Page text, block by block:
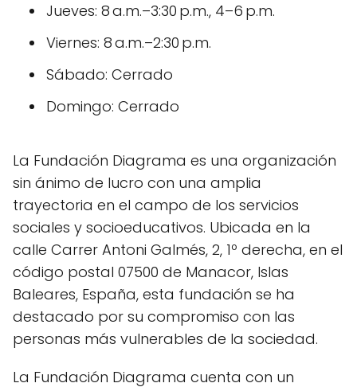
Jueves: 8 a.m.–3:30 p.m., 4–6 p.m.
Viernes: 8 a.m.–2:30 p.m.
Sábado: Cerrado
Domingo: Cerrado
La Fundación Diagrama es una organización
sin ánimo de lucro con una amplia
trayectoria en el campo de los servicios
sociales y socioeducativos. Ubicada en la
calle Carrer Antoni Galmés, 2, 1º derecha, en el
código postal 07500 de Manacor, Islas
Baleares, España, esta fundación se ha
destacado por su compromiso con las
personas más vulnerables de la sociedad.
La Fundación Diagrama cuenta con un